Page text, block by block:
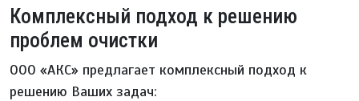
Комплексный подход к решению
проблем очистки
ООО «АКС» предлагает комплексный подход к
решению Ваших задач: